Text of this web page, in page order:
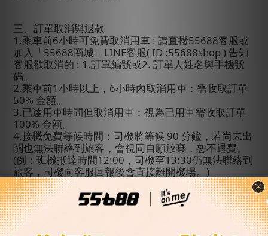
三、訂單取消與退款
1.乘車前6小時可免費取消用車 : 請直撥55688客服或
加入「55688商城」 LINE客服( ID :55688shop ) 告知
客服欲取消的 : 1.訂單編號或2. 訂單人姓名與手機號
碼。
2.乘車前1小時以上， 6小時內取消用車：需收取訂單
50% 金額。
3.已達用車時間但取消用車：視為已用車需收取訂單
100% 金額。
4.接機免費等候時間：司機將等候 90 分鐘，若尚未出
關也無法聯絡到旅客，會視同自願放棄，恕不退費。
(例：班機抵達時間12:00 ，司機至13:30仍無法聯絡到
旅客，司機向客服回報後會直接離開機場。 )
5.若您的班機延誤超過表訂抵達時間 4小時（含）以
上，請主動聯繫客服中心。客服將盡力協助重新安
排；若因車輛調度不足，該筆訂單將取消並全額退
費。若您抵達台灣後仍需用車，請聯繫「
55688客服
中心」以便重新安排。
指定時間接機者仍需於用車時